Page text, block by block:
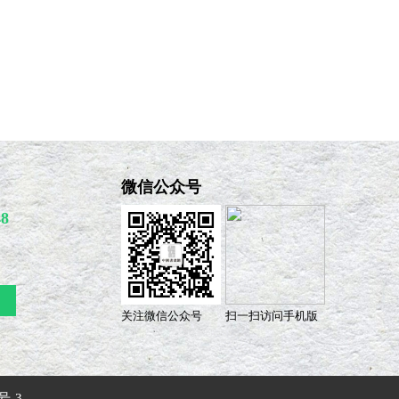
微信公众号
关注微信公众号 扫一扫访问手机版